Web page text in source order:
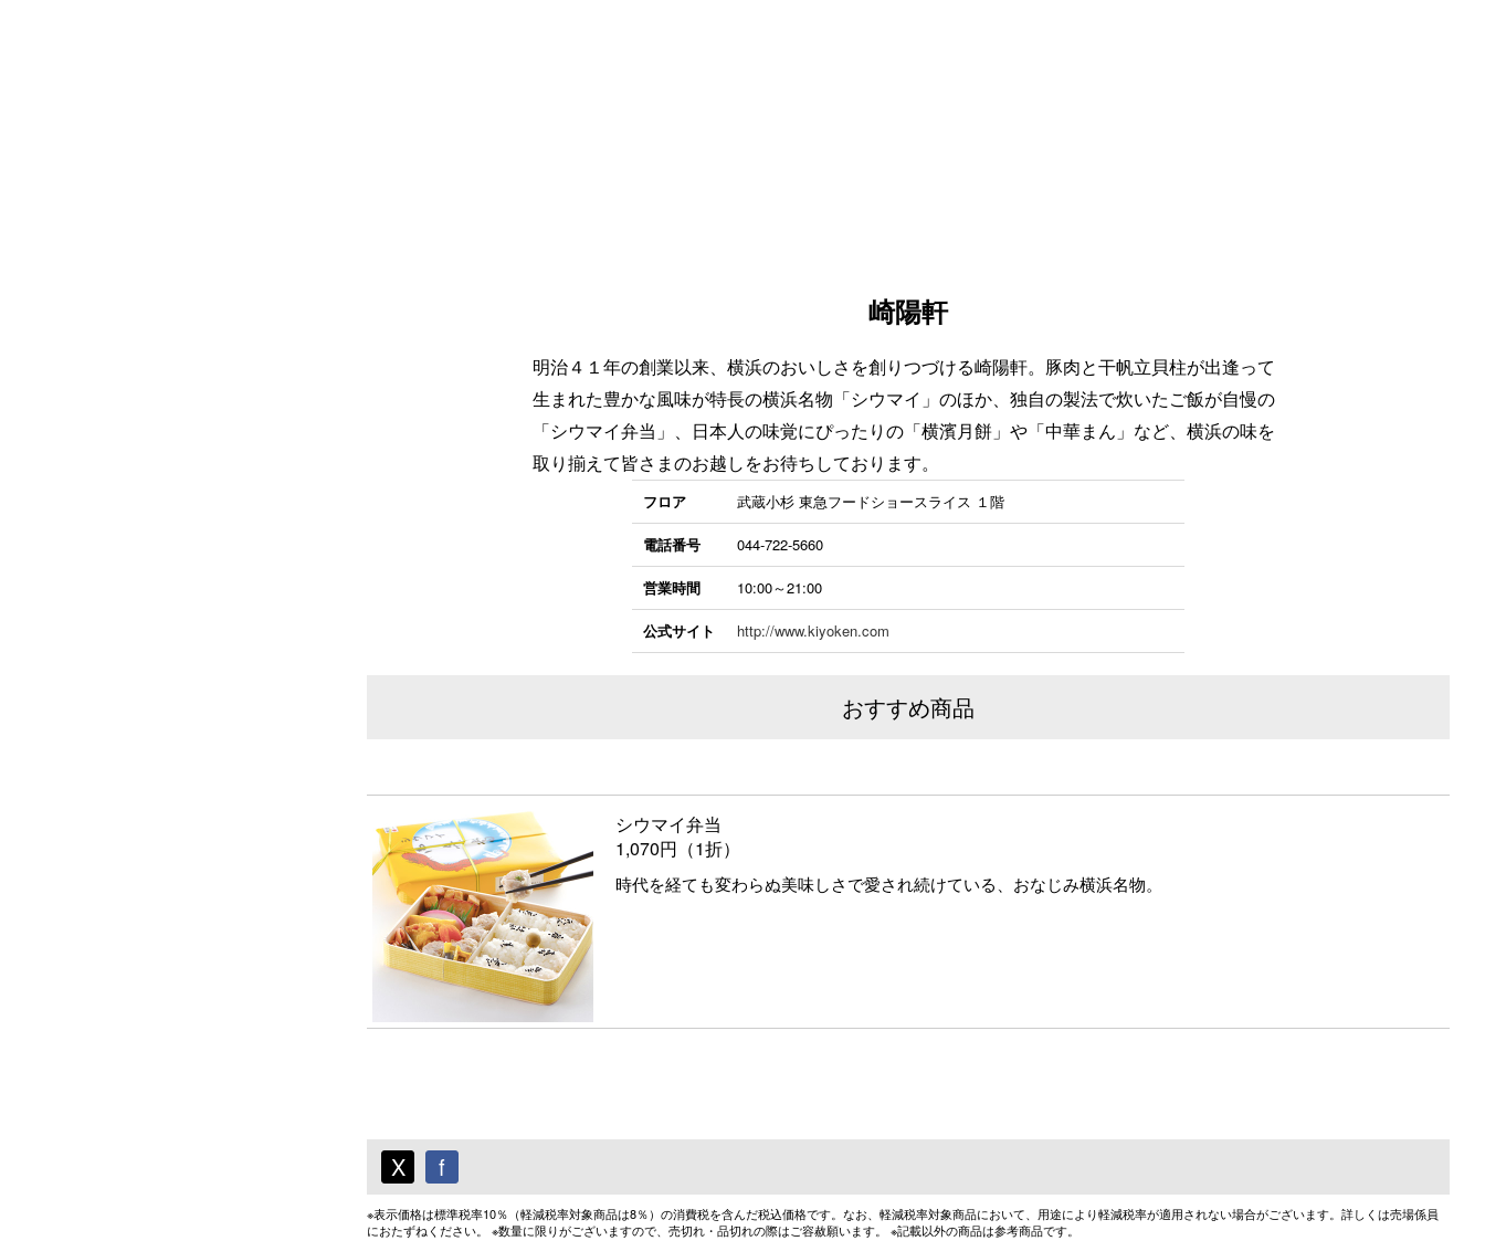
崎陽軒
明治４１年の創業以来、横浜のおいしさを創りつづける崎陽軒。豚肉と干帆立貝柱が出逢って
生まれた豊かな風味が特長の横浜名物「シウマイ」のほか、独自の製法で炊いたご飯が自慢の
「シウマイ弁当」、日本人の味覚にぴったりの「横濱月餅」や「中華まん」など、横浜の味を
取り揃えて皆さまのお越しをお待ちしております。
フロア 武蔵小杉 東急フードショースライス １階
電話番号 044-722-5660
営業時間 10:00～21:00
公式サイト http://www.kiyoken.com
おすすめ商品
シウマイ弁当
1,070円（1折）
時代を経ても変わらぬ美味しさで愛され続けている、おなじみ横浜名物。
X f
※表示価格は標準税率10％（軽減税率対象商品は8％）の消費税を含んだ税込価格です。なお、軽減税率対象商品において、用途により軽減税率が適用されない場合がございます。詳しくは売場係員
におたずねください。 ※数量に限りがございますので、売切れ・品切れの際はご容赦願います。 ※記載以外の商品は参考商品です。